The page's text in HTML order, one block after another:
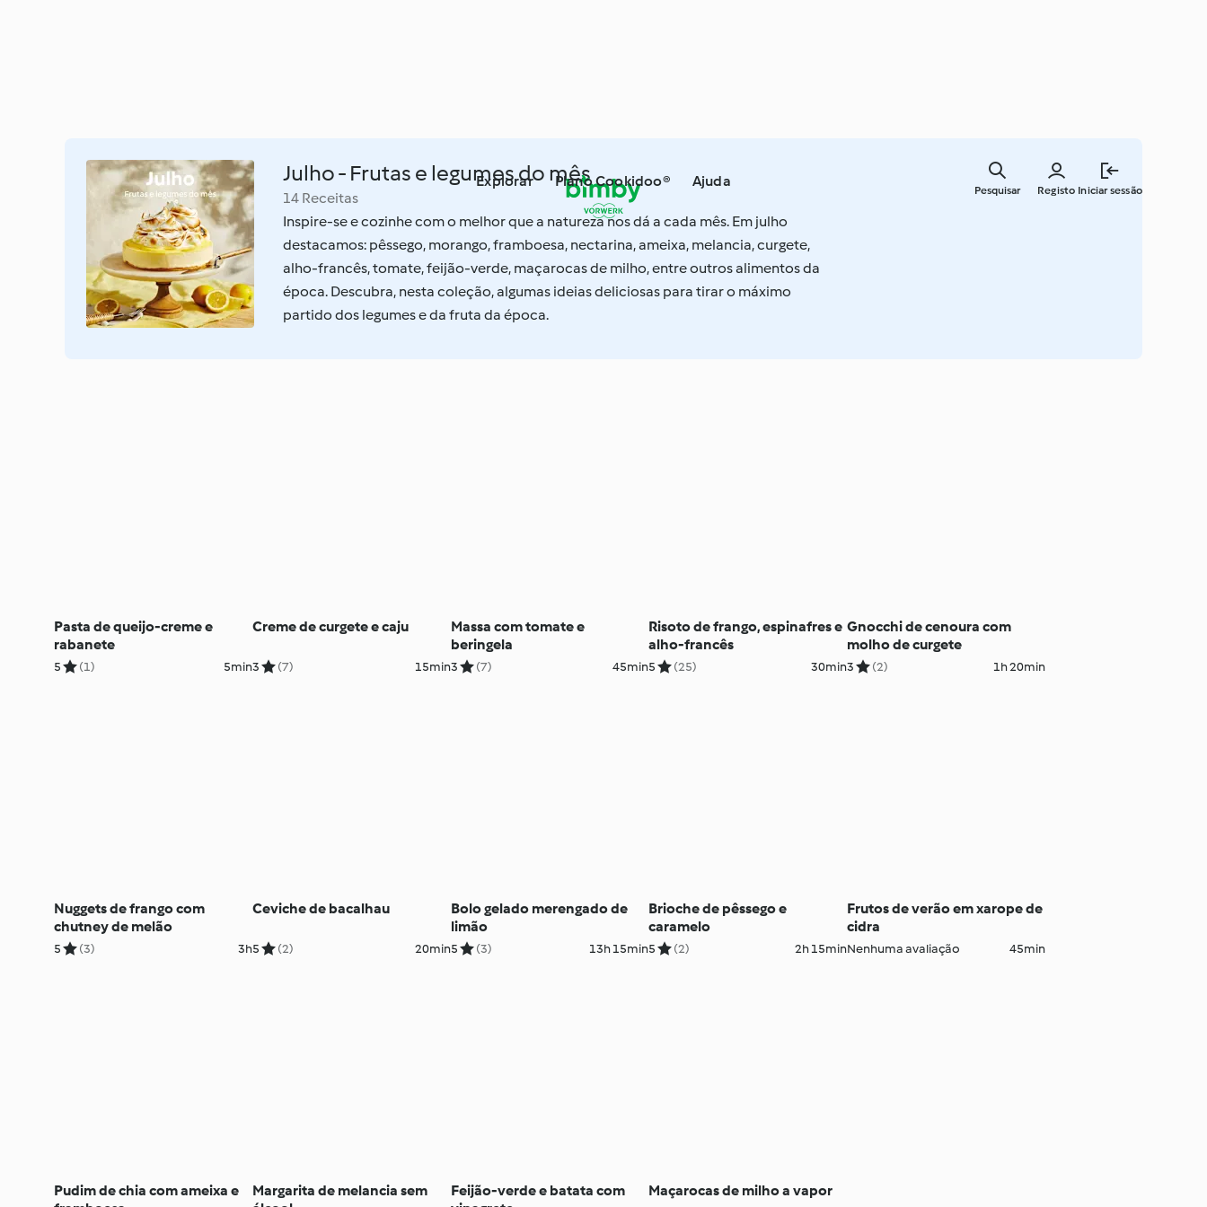
o
Explorar Plano Cookidoo® Ajuda
Registo Iniciar sessão
Pesquisar
Julho - Frutas e legumes do mês
14 Receitas
Inspire-se e cozinhe com o melhor que a natureza nos dá a cada mês. Em julho
destacamos: pêssego, morango, framboesa, nectarina, ameixa, melancia, curgete,
alho-francês, tomate, feijão-verde, maçarocas de milho, entre outros alimentos da
época. Descubra, nesta coleção, algumas ideias deliciosas para tirar o máximo
partido dos legumes e da fruta da época.
Pasta de queijo-creme e
rabanete
5 (1) 5min
Creme de curgete e caju
3 (7) 15min
Massa com tomate e
beringela
3 (7) 45min
Risoto de frango, espinafres e
alho-francês
5 (25) 30min
Gnocchi de cenoura com
molho de curgete
3 (2) 1h 20min
Nuggets de frango com
chutney de melão
5 (3) 3h
Ceviche de bacalhau
5 (2) 20min
Bolo gelado merengado de
limão
5 (3) 13h 15min
Brioche de pêssego e
caramelo
5 (2) 2h 15min
Frutos de verão em xarope de
cidra
Nenhuma avaliação 45min
Pudim de chia com ameixa e
Margarita de melancia sem
Feijão-verde e batata com
Maçarocas de milho a vapor